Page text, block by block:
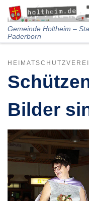
Skip to content
Gemeinde Holtheim –
Paderborn
Bilder